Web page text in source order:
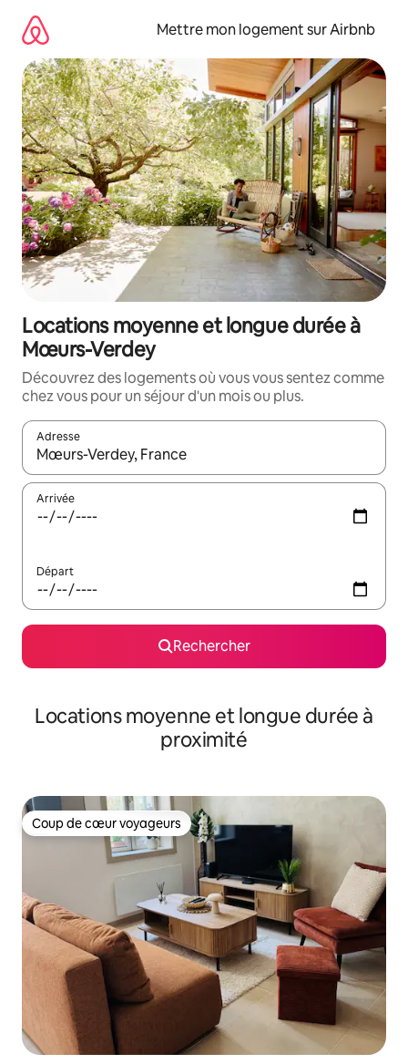
directement
contenu
Mettre mon logement sur Airbnb
Locations moyenne et longue durée à
Mœurs-Verdey
Découvrez des logements où vous vous sentez comme
chez vous pour un séjour d'un mois ou plus.
Adresse
Lorsque les résultats s'affichent, utilisez les flèches vers le
Arrivée
Départ
Rechercher
Locations moyenne et longue durée à
proximité
Coup de cœur voyageurs
Coup de cœur voyageurs